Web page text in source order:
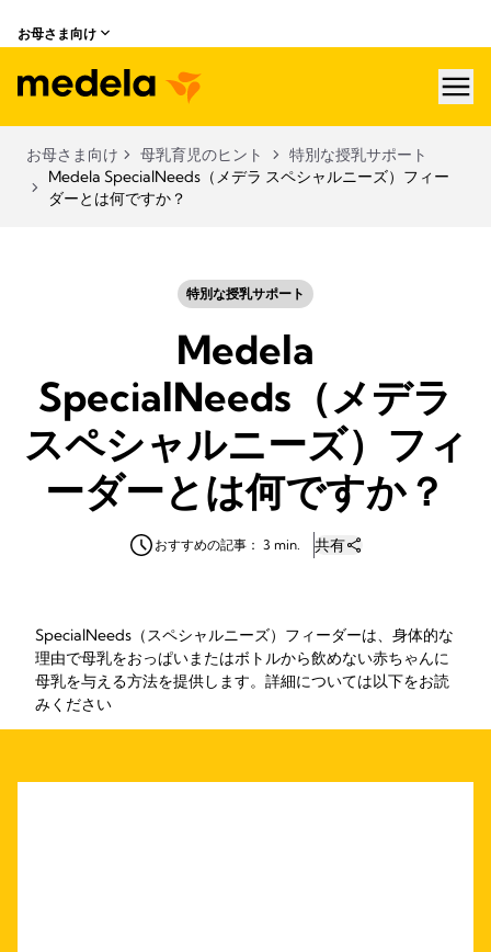
お母さま向け
お母さま向け 母乳育児のヒント
特別な授乳サポート
Medela SpecialNeeds（メデラ スペシャルニーズ）フィー
ダーとは何ですか？
特別な授乳サポート
Medela
SpecialNeeds（メデラ
スペシャルニーズ）フィ
ーダーとは何ですか？
おすすめの記事： 3 min. 共有
SpecialNeeds（スペシャルニーズ）フィーダーは、身体的な
理由で母乳をおっぱいまたはボトルから飲めない赤ちゃんに
母乳を与える方法を提供します。詳細については以下をお読
みください